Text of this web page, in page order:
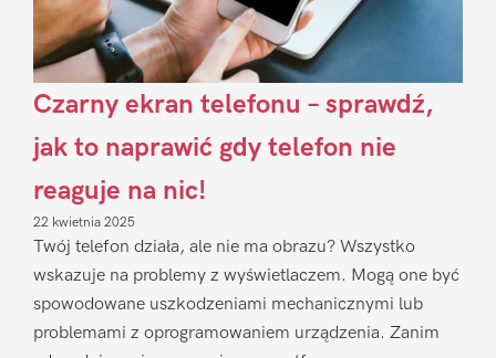
Czarny ekran telefonu – sprawdź,
jak to naprawić gdy telefon nie
reaguje na nic!
22 kwietnia 2025
Twój telefon działa, ale nie ma obrazu? Wszystko
wskazuje na problemy z wyświetlaczem. Mogą one być
spowodowane uszkodzeniami mechanicznymi lub
problemami z oprogramowaniem urządzenia. Zanim